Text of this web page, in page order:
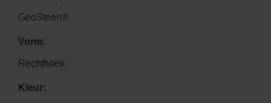
GeoSteen®
Vorm:
Rechthoek
Kleur: